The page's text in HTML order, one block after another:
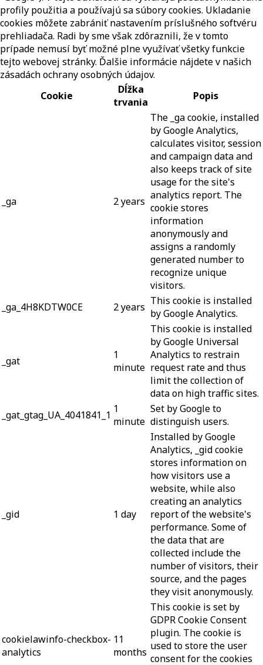
profily použitia a používajú sa súbory cookies. Ukladanie
cookies môžete zabrániť nastavením príslušného softvéru
prehliadača. Radi by sme však zdôraznili, že v tomto
prípade nemusí byť možné plne využívať všetky funkcie
tejto webovej stránky. Ďalšie informácie nájdete v našich
zásadách ochrany osobných údajov.
Cookie
Dĺžka
trvania
Popis
_ga 2 years
The _ga cookie, installed
by Google Analytics,
calculates visitor, session
and campaign data and
also keeps track of site
usage for the site's
analytics report. The
cookie stores
information
anonymously and
assigns a randomly
generated number to
recognize unique
visitors.
_ga_4H8KDTW0CE
2 years This cookie is installed
by Google Analytics.
_gat
1
minute
This cookie is installed
by Google Universal
Analytics to restrain
request rate and thus
limit the collection of
data on high traffic sites.
_gat_gtag_UA_4041841_1 1
minute
Set by Google to
distinguish users.
_gid 1 day
Installed by Google
Analytics, _gid cookie
stores information on
how visitors use a
website, while also
creating an analytics
report of the website's
performance. Some of
the data that are
collected include the
number of visitors, their
source, and the pages
they visit anonymously.
cookielawinfo-checkbox-
analytics
11
months
This cookie is set by
GDPR Cookie Consent
plugin. The cookie is
used to store the user
consent for the cookies